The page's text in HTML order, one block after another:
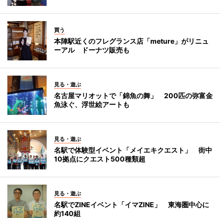
買う
本陣駅近くのフレグランス店「meture」がリニュ
ーアル ドーナツ販売も
見る・遊ぶ
名古屋マリオットで「錦魚の舞」 200匹の弥富金
魚泳ぐ、浮世絵アートも
見る・遊ぶ
名駅で体験型イベント「メイエキクエスト」 街中
10拠点にクエスト500種類超
見る・遊ぶ
名駅でZINEイベント「イマZINE」 東海圏中心に
約140組